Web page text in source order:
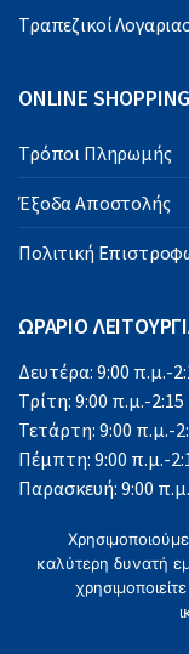
Τραπεζικοί
ONLINE SHOPPING
Τρόποι Πληρωμής
Έξοδα Αποστολής
Πολιτική
ΩΡΑΡΙΟ
Δευτέρα: 9:00 π.μ.-
Τρίτη: 9:00 π.μ.-2:15
Τετάρτη: 9:00 π.μ.-
Πέμπτη: 9:00 π.μ.-
Παρασκευή: 9:00
Κυριακή: Κλειστά
καλύτερη δυνατή